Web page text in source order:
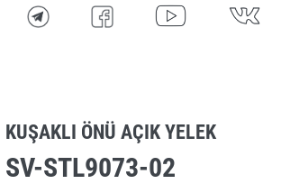
KUŞAKLI ÖNÜ AÇIK YELEK
SV-STL9073-02